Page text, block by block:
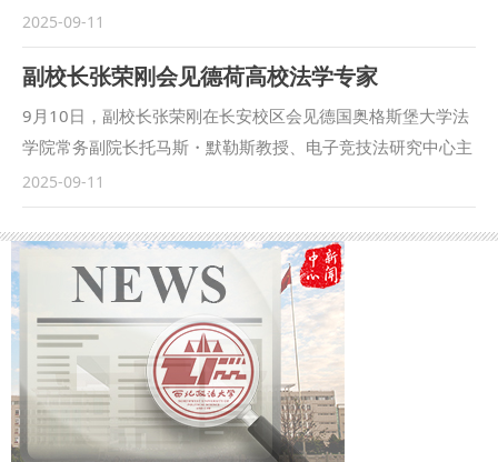
人，我校相关职能部门负责人及各法学院院长共同参加活动，
与现场300余名师生一同参与这场法治实务与理论交融的学术
盛宴。活动由副校长孙昊亮主持。 苗生明兼具深厚理论功底
与丰富实务经验，在授课中紧密结合当前国内外政治经济发展
变化背景，聚焦刑事案件频发带来的刑法理论与司法实践新课
践指引，深入浅出解析刑事司法在事实认定、证据审查、法律
适用等关键环节的核心要点，为在场师生搭建起从法学理论走
向司法实务的桥梁。 赵万东代表学校向苗生明颁发授课证书
互动环节现场，学生围绕刑事司法实践中的热点问题积极提
问，苗生明耐心倾听每一个问题，结合自身办案经历与专业知
识逐一解答，既回应了学生的疑惑，又引导大家从更广阔的视
角思考刑事司法的价值与意义，氛围热烈，充分展现了法学专
业学生对司法实务的关注与探索精神，也体现了检察实务专家
作领导小组会议精神，总结学校深入贯彻中央八项规定精神学
习教育，研究部署巩固拓展学习教育成果、推进作风建设常态
化长效化工作。校党委副书记郭武军作学校学习教育总结，校
党委书记赵万东主持会议并讲话。 会议指出，学习教育开展
以来，学校各级党组织能够认真贯彻落实党中央决策部署和省
委工作要求，坚决扛牢政治责任，准确把握目标要求，科学谋
划安排，务实精准推进，一体推进“学查改”，坚持问题导向，
动真碰硬解决突出问题，将学习教育与学校各项工作统筹结
合、一体推进，全校党员干部贯彻落实中央八项规定精神的自
觉性、坚定性进一步增强，遵规守纪、担当作为、实干争先的
氛围进一步浓厚，学习教育取得显著成效，达到了预期目
的。 会议强调，要持续深入学习贯彻习近平总书记关于作风
建设的重要论述，锲而不舍落实中央八项规定精神，不断增强
深化作风建设的政治自觉和思想自觉，用实际行动忠诚拥
护“两个确立”、坚决做到“两个维护”。要切实扛牢全面从严治
2025-09-11
副校长张荣刚会见德荷高校法学专家
9月10日，副校长张荣刚在长安校区会见德国奥格斯堡大学法
学院常务副院长托马斯・默勒斯教授、电子竞技法研究中心主
任马丁・马蒂斯教授，荷兰拉德邦德大学法学院私法教席教授
安德烈・扬森教授。国际法学院（国际仲裁学院）、民商法学
院、国际交流与合作处等单位负责人及教师代表参加会谈。
张荣刚向外宾致以诚挚欢迎，并简要介绍了我校发展概况、办
学特色及国际交流成果。他表示，中国与德国、荷兰同属大陆
法系国家，这一背景为双方开展合作互鉴提供了得天独厚的有
利条件。希望能与德荷高等学府携手，进一步拓展和深化现有
交流合作，持续完善学校复合型涉外法治人才培养机制，打造
包括“‘德语+法学’联合学士学位项目”在内的多元化人才培养模
式及国际交流平台。 托马斯・默勒斯教授感谢学校的热情接
2025-09-11